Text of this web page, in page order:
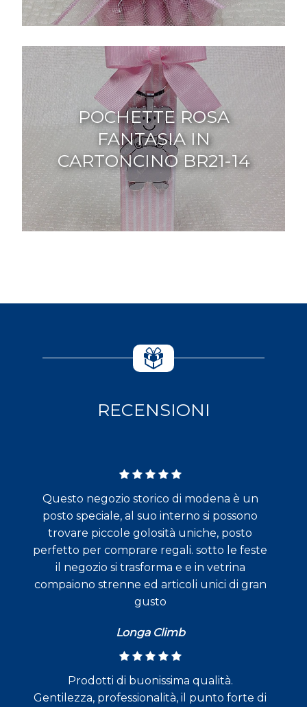
POCHETTE ROSA
FANTASIA IN
CARTONCINO BR21-14
RECENSIONI
Questo negozio storico di modena è un
posto speciale, al suo interno si possono
trovare piccole golosità uniche, posto
perfetto per comprare regali. sotto le feste
il negozio si trasforma e e in vetrina
compaiono strenne ed articoli unici di gran
gusto
Longa Climb
Prodotti di buonissima qualità.
Gentilezza, professionalità, il punto forte di